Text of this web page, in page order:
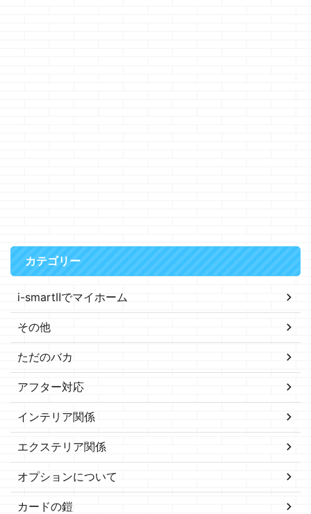
カテゴリー
i-smartⅡでマイホーム
その他
ただのバカ
アフター対応
インテリア関係
エクステリア関係
オプションについて
カードの鎧